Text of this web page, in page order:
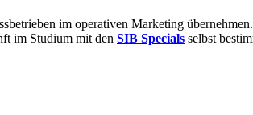
im oper­ativen Marke­ting übernehmen.
im Studium mit den SIB Specials selbst